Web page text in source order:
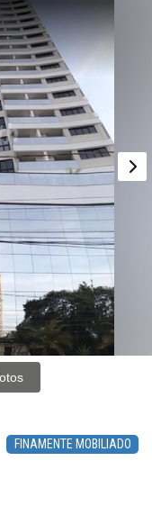
FINAMENTE MOBILIADO